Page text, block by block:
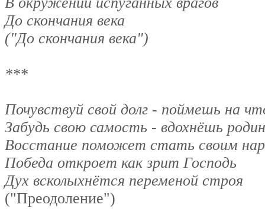
До скончания века
("До скончания века")
***
Почувствуй свой долг - поймешь на
Забудь свою самость - вдохнёшь
Восстание поможет стать своим
Победа откроет как зрит Господь
Дух всколыхнётся переменой строя
("Преодоление")